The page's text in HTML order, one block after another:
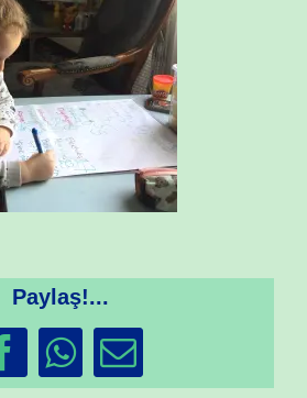
Paylaş!...
Facebook
WhatsApp
Email